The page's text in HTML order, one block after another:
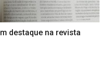
destaque na revista